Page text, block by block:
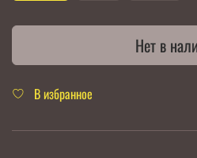
Нет в
В избранное